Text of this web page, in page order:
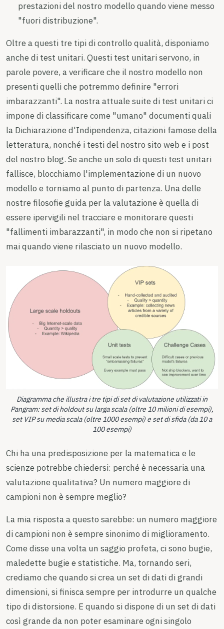
prestazioni del nostro modello quando viene messo
"fuori distribuzione".
Oltre a questi tre tipi di controllo qualità, disponiamo
anche di test unitari. Questi test unitari servono, in
parole povere, a verificare che il nostro modello non
presenti quelli che potremmo definire "errori
imbarazzanti". La nostra attuale suite di test unitari ci
impone di classificare come "umano" documenti quali
la Dichiarazione d'Indipendenza, citazioni famose della
letteratura, nonché i testi del nostro sito web e i post
del nostro blog. Se anche un solo di questi test unitari
fallisce, blocchiamo l'implementazione di un nuovo
modello e torniamo al punto di partenza. Una delle
nostre filosofie guida per la valutazione è quella di
essere ipervigili nel tracciare e monitorare questi
"fallimenti imbarazzanti", in modo che non si ripetano
mai quando viene rilasciato un nuovo modello.
Diagramma che illustra i tre tipi di set di valutazione utilizzati in
Pangram: set di holdout su larga scala (oltre 10 milioni di esempi),
set VIP su media scala (oltre 1000 esempi) e set di sfida (da 10 a
100 esempi)
Chi ha una predisposizione per la matematica e le
scienze potrebbe chiedersi: perché è necessaria una
valutazione qualitativa? Un numero maggiore di
campioni non è sempre meglio?
La mia risposta a questo sarebbe: un numero maggiore
di campioni non è sempre sinonimo di miglioramento.
Come disse una volta un saggio profeta, ci sono bugie,
maledette bugie e statistiche. Ma, tornando seri,
crediamo che quando si crea un set di dati di grandi
dimensioni, si finisca sempre per introdurre un qualche
tipo di distorsione. E quando si dispone di un set di dati
così grande da non poter esaminare ogni singolo